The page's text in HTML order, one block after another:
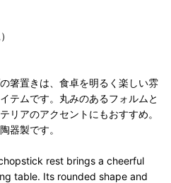
箸置きは、食卓を明るく楽しい雰
テムです。丸みのあるフォルムと
リアのアクセントにもおすすめ。
器製です。
rest brings a cheerful
table. Its rounded shape and